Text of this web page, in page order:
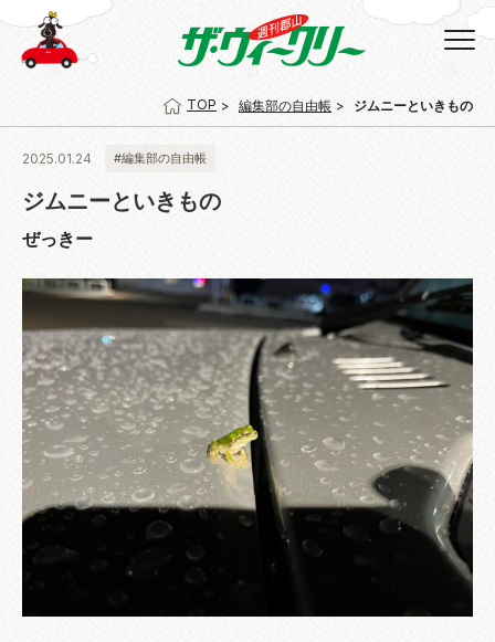
TOP 編集部の自由帳 ジムニーといきもの
2025.01.24 #編集部の自由帳
ジムニーといきもの
ぜっきー